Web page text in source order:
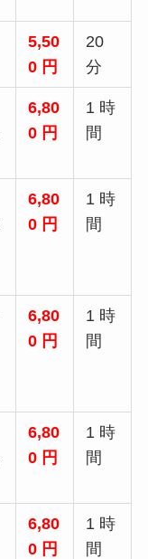
5,50
0 円
20
分
6,80
0 円
1 時
間
6,80
0 円
1 時
間
6,80
0 円
1 時
間
6,80
0 円
1 時
間
6,80
0 円
1 時
間